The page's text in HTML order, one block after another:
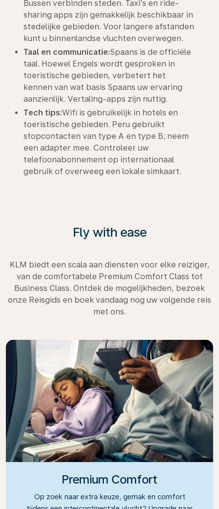
Bussen verbinden steden. Taxi’s en ride-
sharing apps zijn gemakkelijk beschikbaar in
stedelijke gebieden. Voor langere afstanden
kunt u binnenlandse vluchten overwegen.
Taal en communicatie:Spaans is de officiële
taal. Hoewel Engels wordt gesproken in
toeristische gebieden, verbetert het
kennen van wat basis Spaans uw ervaring
aanzienlijk. Vertaling-apps zijn nuttig.
Tech tips:Wifi is gebruikelijk in hotels en
toeristische gebieden. Peru gebruikt
stopcontacten van type A en type B; neem
een adapter mee. Controleer uw
telefoonabonnement op internationaal
gebruik of overweeg een lokale simkaart.
Fly with ease
KLM biedt een scala aan diensten voor elke reiziger,
van de comfortabele Premium Comfort Class tot
Business Class. Ontdek de mogelijkheden, bezoek
onze Reisgids en boek vandaag nog uw volgende reis
met ons.
Premium Comfort
Op zoek naar extra keuze, gemak en comfort